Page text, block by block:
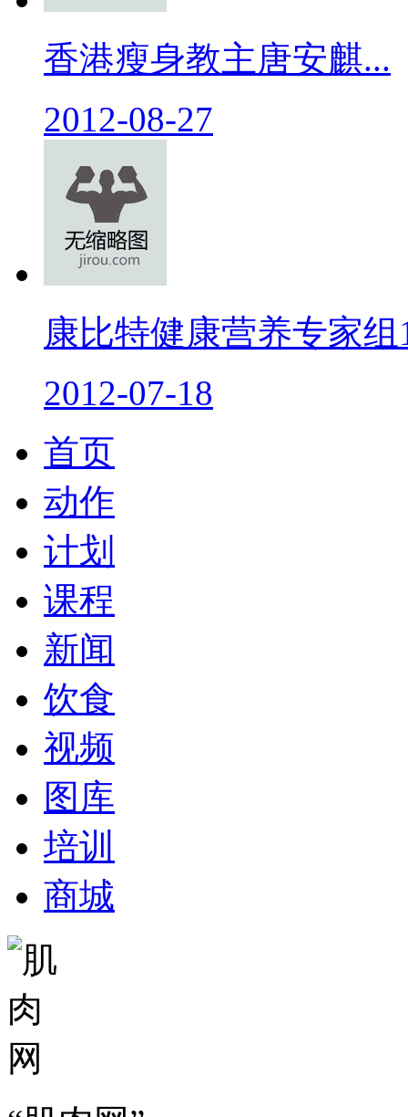
香港瘦身教主唐安麒...
2012-08-27
康比特健康营养专家组
2012-07-18
首页
动作
计划
课程
新闻
饮食
视频
图库
培训
商城